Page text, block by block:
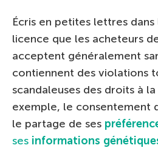
Écris en petites lettres
licence que les acheteurs
acceptent généralement
contiennent des violations
scandaleuses des droits à
exemple, le consentement
le partage de ses
ses informations